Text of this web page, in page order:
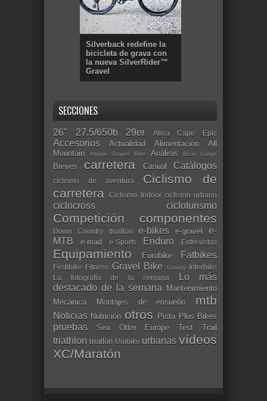
Silverback redefine la
bicicleta de grava con
la nueva SilverRider™
Gravel
SECCIONES
26" 27.5/650b 29er Absa Cape Epic
Accesorios Actualidad Alimentación
All
Mountain
Alpine Gravel Bike Análisis Bicis Cargo
Breves carretera Casual Catálogos
ciclismo de aventura
Ciclismo de
carretera
Ciclismo Indoor ciclismo urbano
ciclocross cicloturismo
Competición componentes
Down Country duatlón e-bikes e-gravel
e-
MTB
e-road e-Sports Enduro Entrevistas
Equipamiento Eurobike Fatbikes
Festibike Fitness Gravel Bike Gravity Interbike
La fotografía de la semana
Lo más
destacado de la semana Mantenimiento
Mecánica
Montajes de ensueño mtb
Noticias Nutrición otros Pista Plus Bikes
pruebas Sea Otter Europe Test Trail
triathlon triatlón Unibike urbanas vídeos
XC/Maratón